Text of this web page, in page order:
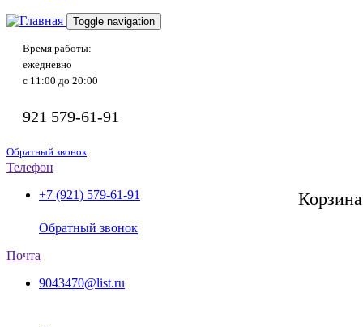
Toggle navigation
Время работы:
ежедневно
с 11:00 до 20:00
921 579-61-91
Обратный звонок
Корзина
Телефон
+7 (921) 579-61-91
Обратный звонок
Почта
9043470@list.ru